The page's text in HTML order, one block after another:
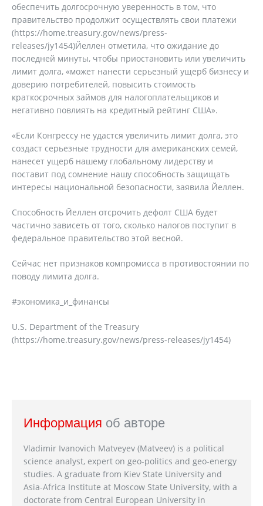
обеспечить долгосрочную уверенность в том, что
правительство продолжит осуществлять свои платежи
(https://home.treasury.gov/news/press-
releases/jy1454)Йеллен отметила, что ожидание до
последней минуты, чтобы приостановить или увеличить
лимит долга, «может нанести серьезный ущерб бизнесу и
доверию потребителей, повысить стоимость
краткосрочных займов для налогоплательщиков и
негативно повлиять на кредитный рейтинг США».
«Если Конгрессу не удастся увеличить лимит долга, это
создаст серьезные трудности для американских семей,
нанесет ущерб нашему глобальному лидерству и
поставит под сомнение нашу способность защищать
интересы национальной безопасности, заявила Йеллен.
Способность Йеллен отсрочить дефолт США будет
частично зависеть от того, сколько налогов поступит в
федеральное правительство этой весной.
Сейчас нет признаков компромисса в противостоянии по
поводу лимита долга.
#экономика_и_финансы
U.S. Department of the Treasury
(https://home.treasury.gov/news/press-releases/jy1454)
Информация об авторе
Vladimir Ivanovich Matveyev (Matveev) is a political
science analyst, expert on geo-politics and geo-energy
studies. A graduate from Kiev State University and
Asia-Africa Institute at Moscow State University, with a
doctorate from Central European University in